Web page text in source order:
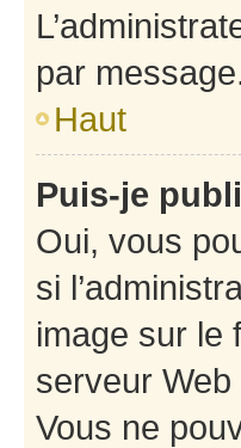
par
Haut
Puis-je
Oui, vous
si
image sur le
serveur
Vous ne